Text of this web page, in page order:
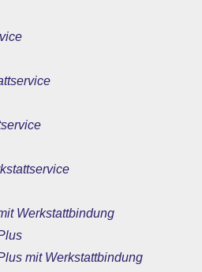
Werkstattbindung
mit Werkstattbindung